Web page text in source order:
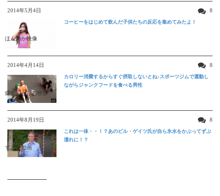
2014年5月4日 8
ほんわか映像
コーヒーをはじめて飲んだ子供たちの反応を集めてみたよ！
2014年4月14日 8
爆笑おもしろ映像
カロリー消費するからすぐ摂取しないとね♪スポーツジムで運動し
ながらジャンクフードを食べる男性
2014年8月19日 8
すごい動画
これは一体・・！？あのビル・ゲイツ氏が自ら氷水をかぶってずぶ
濡れに！？